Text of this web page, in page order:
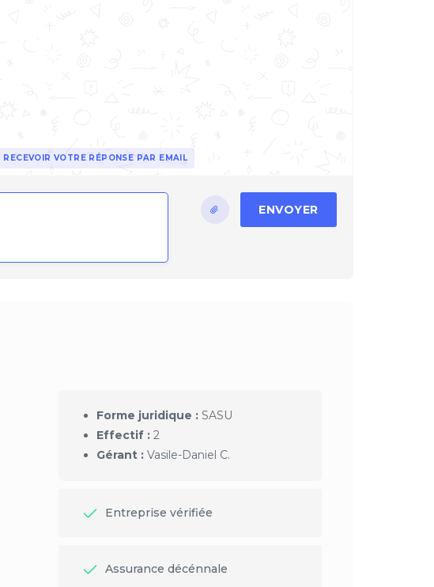
RECEVOIR VOTRE RÉPONSE PAR EMAIL
ENVOYER
Forme juridique :SASU
Effectif :2
Gérant :Vasile-Daniel C.
Entreprise vérifiée
Assurance décénnale